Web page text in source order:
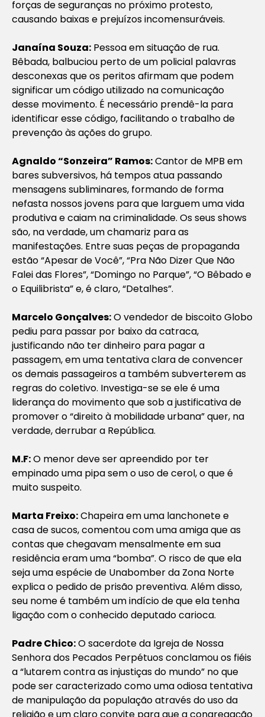
forças de seguranças no próximo protesto,
causando baixas e prejuízos incomensuráveis.
Janaína Souza: Pessoa em situação de rua.
Bêbada, balbuciou perto de um policial palavras
desconexas que os peritos afirmam que podem
significar um código utilizado na comunicação
desse movimento. É necessário prendê-la para
identificar esse código, facilitando o trabalho de
prevenção às ações do grupo.
Agnaldo “Sonzeira” Ramos:Cantor de MPB em
bares subversivos, há tempos atua passando
mensagens subliminares, formando de forma
nefasta nossos jovens para que larguem uma vida
produtiva e caiam na criminalidade. Os seus shows
são, na verdade, um chamariz para as
manifestações. Entre suas peças de propaganda
estão “Apesar de Você”, “Pra Não Dizer Que Não
Falei das Flores”, “Domingo no Parque”, “O Bêbado e
o Equilibrista” e, é claro, “Detalhes”.
Marcelo Gonçalves:O vendedor de biscoito Globo
pediu para passar por baixo da catraca,
justificando não ter dinheiro para pagar a
passagem, em uma tentativa clara de convencer
os demais passageiros a também subverterem as
regras do coletivo. Investiga-se se ele é uma
liderança do movimento que sob a justificativa de
promover o “direito à mobilidade urbana” quer, na
verdade, derrubar a República.
M.F:O menor deve ser apreendido por ter
empinado uma pipa sem o uso de cerol, o que é
muito suspeito.
Marta Freixo:Chapeira em uma lanchonete e
casa de sucos, comentou com uma amiga que as
contas que chegavam mensalmente em sua
residência eram uma “bomba”. O risco de que ela
seja uma espécie de Unabomber da Zona Norte
explica o pedido de prisão preventiva. Além disso,
seu nome é também um indício de que ela tenha
ligação com o conhecido deputado carioca.
Padre Chico:O sacerdote da Igreja de Nossa
Senhora dos Pecados Perpétuos conclamou os fiéis
a “lutarem contra as injustiças do mundo” no que
pode ser caracterizado como uma odiosa tentativa
de manipulação da população através do uso da
religião e um claro convite para que a congregação